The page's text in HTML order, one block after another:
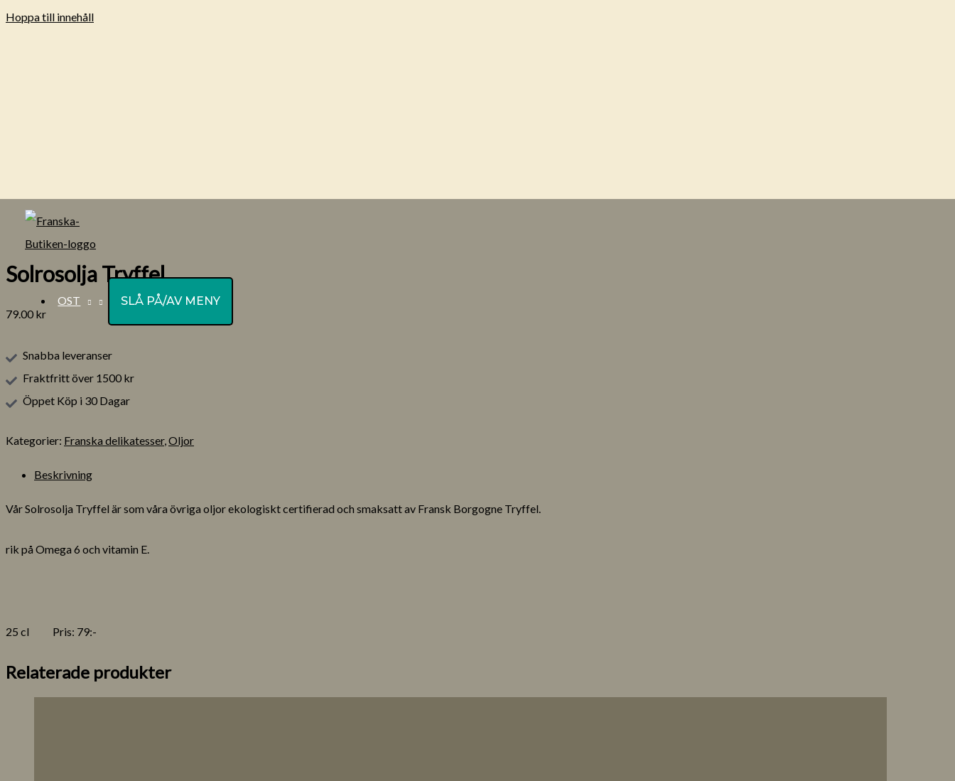
Hoppa till innehåll
OST SLÅ PÅ/AV MENY
Solrosolja Tryffel
79.00 kr
Snabba leveranser
Fraktfritt över 1500 kr
Öppet Köp i 30 Dagar
Kategorier: Franska delikatesser, Oljor
Beskrivning
Vår Solrosolja Tryffel är som våra övriga oljor ekologiskt certifierad och smaksatt av Fransk Borgogne Tryffel.
rik på Omega 6 och vitamin E.
25 cl Pris: 79:-
Relaterade produkter